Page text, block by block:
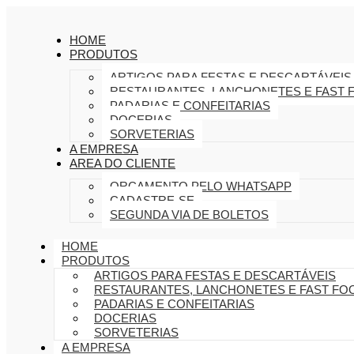
HOME
PRODUTOS
ARTIGOS PARA FESTAS E DESCARTÁVEIS
RESTAURANTES, LANCHONETES E FAST
PADARIAS E CONFEITARIAS
DOCERIAS
SORVETERIAS
A EMPRESA
AREA DO CLIENTE
ORÇAMENTO PELO WHATSAPP
CADASTRE-SE
SEGUNDA VIA DE BOLETOS
HOME
PRODUTOS
ARTIGOS PARA FESTAS E DESCARTÁVEIS
RESTAURANTES, LANCHONETES E FAST
PADARIAS E CONFEITARIAS
DOCERIAS
SORVETERIAS
A EMPRESA